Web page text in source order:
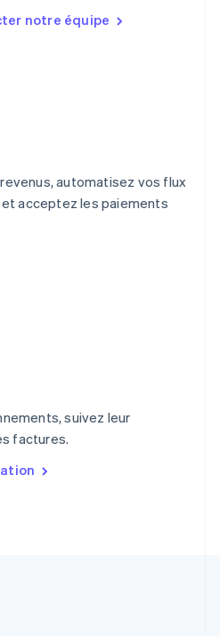
notre équipe
automatisez vos flux
acceptez les paiements
suivez leur
factures.